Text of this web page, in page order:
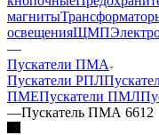
магниты
освещенияЩМП
—
Пускатели ПМА
Пускатели РПЛ
ПМЕПускатели ПМЛ
—Пускатель ПМА 6612